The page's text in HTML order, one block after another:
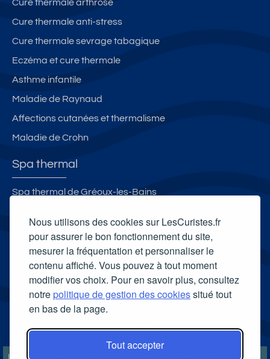
Nous utilisons des cookies sur LesCuristes.fr
pour assurer le bon fonctionnement du site,
mesurer la fréquentation et personnaliser le
contenu affiché. Vous pouvez à tout moment
modifier vos choix. Pour en savoir plus, consultez
notrepolitique de gestion des cookiessitué tout
en bas de la page.
Tout accepter
Cure thermale arthrose
Cure thermale anti-stress
Cure thermale sevrage tabagique
Eczéma et cure thermale
Asthme infantile
Maladie de Raynaud
Affections cutanées et thermalisme
Maladie de Crohn
Spa thermal
Spa thermal de Gréoux-les-Bains
Spa Thermal Roquebillière Thermal
Carte cadeau spa Vichy
Carte cadeau spa Bagnoles-de-l'Orne
Carte cadeau spa Saubusse
Carte cadeau spa Châtel-Guyon
LesCuristes.fr participe et est conforme à l'ensemble des